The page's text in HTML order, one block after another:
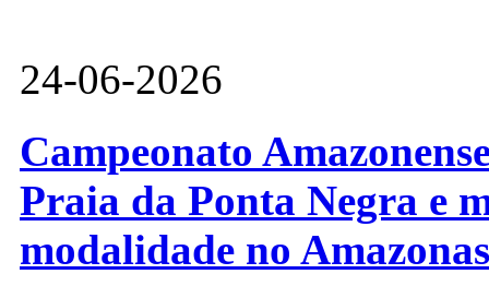
24-06-2026
Campeonato
Praia da Ponta Negra e
modalidade no Amazonas